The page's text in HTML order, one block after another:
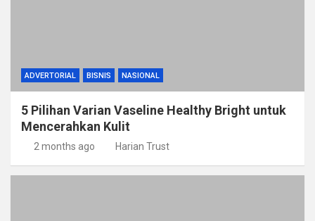
ADVERTORIAL BISNIS NASIONAL
5 Pilihan Varian Vaseline Healthy Bright untuk
Mencerahkan Kulit
2 months ago Harian Trust